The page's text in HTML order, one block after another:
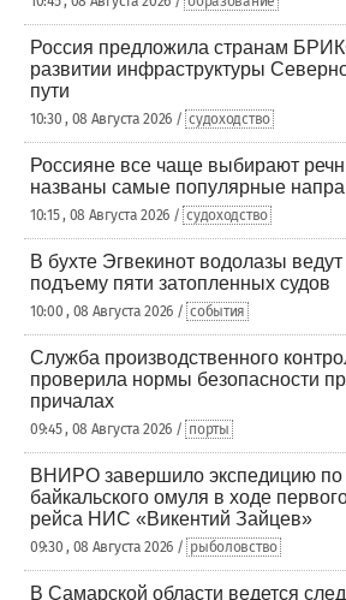
Россия предложила странам
развитии инфраструктуры
пути
10:30 , 08 Августа 2026 / судоходство
Россияне все чаще выбирают
названы самые популярные
10:15 , 08 Августа 2026 / судоходство
В бухте Эгвекинот водолазы ведут
подъему пяти затопленных судов
10:00 , 08 Августа 2026 / события
Служба производственного
проверила нормы безопасности
причалах
09:45 , 08 Августа 2026 / порты
ВНИРО завершило экспедицию по
байкальского омуля в ходе
рейса НИС «Викентий Зайцев»
09:30 , 08 Августа 2026 / рыболовство
В Самарской области ведется